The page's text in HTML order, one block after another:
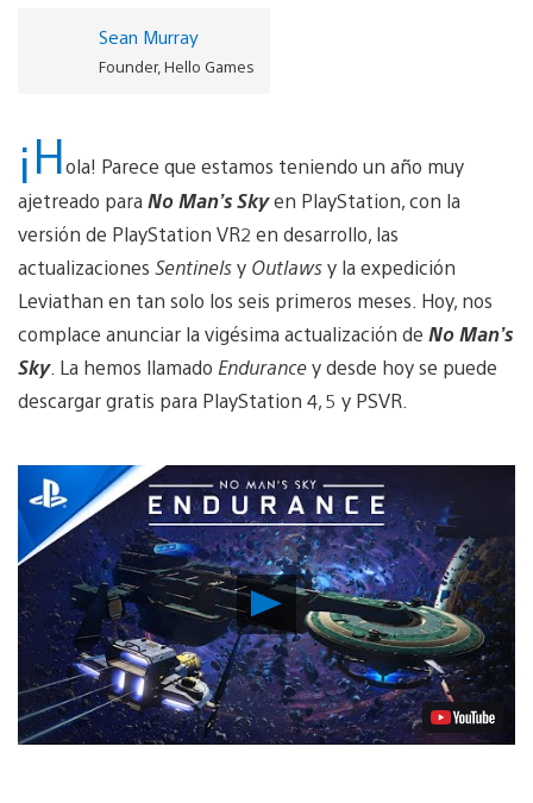
Sean Murray
Founder, Hello Games
¡Hola! Parece que estamos teniendo un año muy
ajetreado para No Man’s Skyen PlayStation, con la
versión de PlayStation VR2 en desarrollo, las
actualizaciones Sentinelsy Outlawsy la expedición
Leviathan en tan solo los seis primeros meses. Hoy, nos
complace anunciar la vigésima actualización de No Man’s
Sky. La hemos llamado Endurancey desde hoy se puede
descargar gratis para PlayStation 4, 5 y PSVR.
Reproducir
vídeo